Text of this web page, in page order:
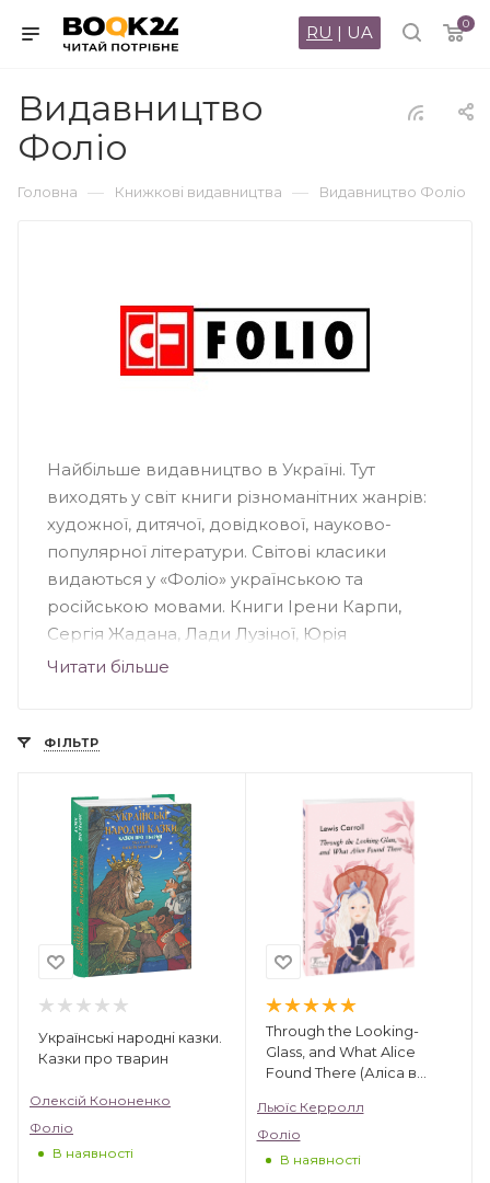
0
RU | UA
Видавництво
Фоліо
Головна — Книжкові видавництва — Видавництво Фоліо
Найбільше видавництво в Україні. Тут
виходять у світ книги різноманітних жанрів:
художної, дитячої, довідкової, науково-
популярної літератури. Світові класики
видаються у «Фоліо» українською та
російською мовами. Книги Ірени Карпи,
Сергія Жадана, Лади Лузіної, Юрія
Андруховича, Андрія Кокотюхи та інших
серій, серед яких: «Домашня бібліотека»,
«Сентиментальний роман» та інші.
Читати більше
ФІЛЬТР
Українські народні казки.
Казки про тварин
Олексій Кононенко
Фоліо
В наявності
Through the Looking-
Glass, and What Alice
Found There (Аліса в
Льюїс Керролл
Фоліо
В наявності